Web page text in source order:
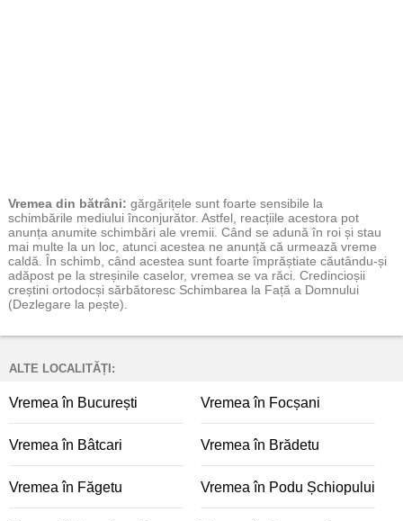
Vremea din bătrâni: gărgărițele sunt foarte sensibile la
schimbările mediului înconjurător. Astfel, reacțiile acestora pot
anunța anumite schimbări ale vremii. Când se adună în roi și stau
mai multe la un loc, atunci acestea ne anunță că urmează vreme
caldă. În schimb, când acestea sunt foarte împrăștiate căutându-și
adăpost pe la streșinile caselor, vremea se va răci. Credincioșii
creștini ortodocși sărbătoresc Schimbarea la Față a Domnului
(Dezlegare la pește).
ALTE LOCALITĂȚI:
Vremea în București Vremea în Focșani
Vremea în Bâtcari Vremea în Brădetu
Vremea în Făgetu Vremea în Podu Șchiopului